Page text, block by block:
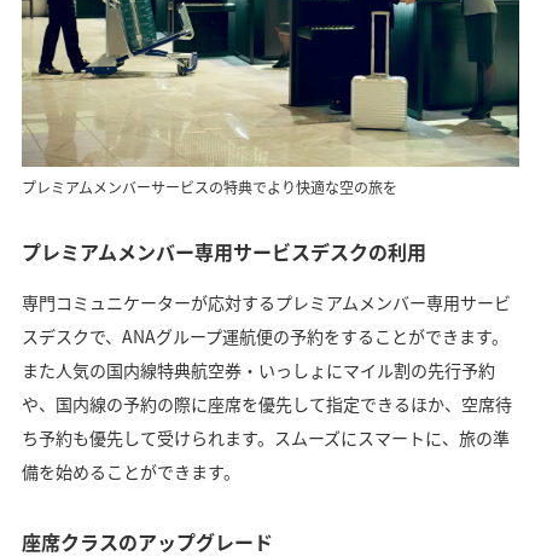
プレミアムメンバーサービスの特典でより快適な空の旅を
プレミアムメンバー専用サービスデスクの利用
専門コミュニケーターが応対するプレミアムメンバー専用サービ
スデスクで、ANAグループ運航便の予約をすることができます。
また人気の国内線特典航空券・いっしょにマイル割の先行予約
や、国内線の予約の際に座席を優先して指定できるほか、空席待
ち予約も優先して受けられます。スムーズにスマートに、旅の準
備を始めることができます。
座席クラスのアップグレード